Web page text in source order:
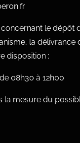
le dépôt
la
disposition :
08h30 à 12h00
la mesure du